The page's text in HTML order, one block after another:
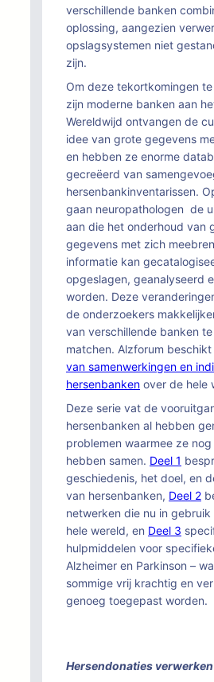
verschillende banken
oplossing, aangezien
opslagsystemen niet
zijn.
Om deze tekortkomingen
zijn moderne banken aan
Wereldwijd ontvangen de
idee van grote gegevens
en hebben ze enorme
gecreëerd van
hersenbankinventarissen.
gaan neuropathologen de
aan die het onderhoud van
gegevens met zich
informatie kan
opgeslagen, geanalyseerd
worden. Deze
de onderzoekers
van verschillende banken
matchen. Alzforum beschikt
van samenwerkingen en
hersenbanken over de hele
Deze serie vat de
hersenbanken al hebben
problemen waarmee ze
hebben samen. Deel 1
geschiedenis, het doel, en
van hersenbanken, Deel 2
netwerken die nu in
hele wereld, en Deel 3
hulpmiddelen voor
Alzheimer en Parkinson –
sommige vrij krachtig en
genoeg toegepast worden.
Hersendonaties verwerken